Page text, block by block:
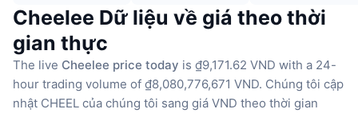
Cheelee Dữ liệu về giá theo thời
gian thực
The live Cheelee price today is ₫9,171.62 VND with a 24-
hour trading volume of ₫8,080,776,671 VND. Chúng tôi cập
nhật CHEEL của chúng tôi sang giá VND theo thời gian